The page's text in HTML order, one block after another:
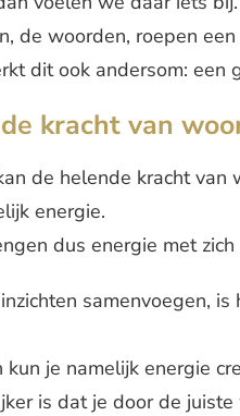
de woorden, roepen
dit ook andersom: een
kracht van
de helende kracht
energie.
dus energie met zich
samenvoegen,
je namelijk energie
is dat je door de